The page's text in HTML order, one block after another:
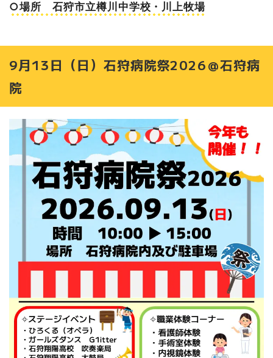
○場所 石狩市立樽川中学校・川上牧場
9月13日（日）石狩病院祭2026＠石狩病
院